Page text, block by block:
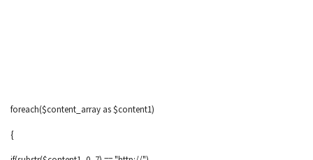
foreach($content_array as $content1)
{